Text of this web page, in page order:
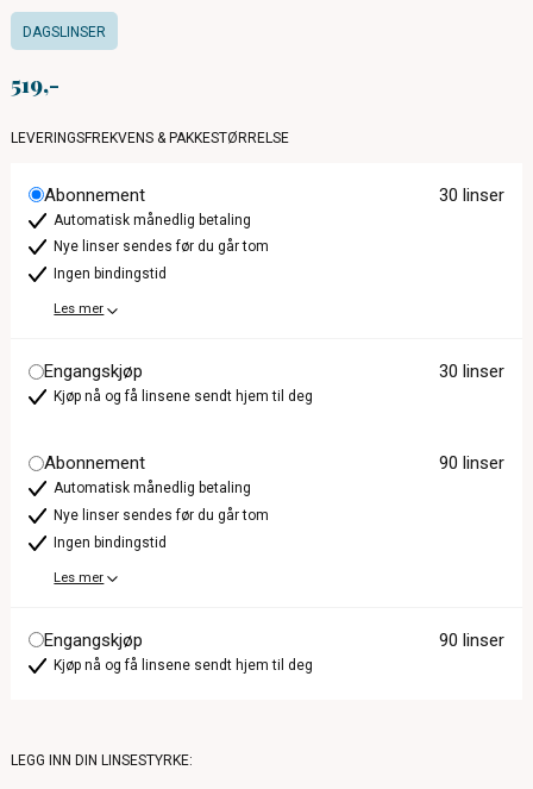
DAGSLINSER
519
LEVERINGSFREKVENS & PAKKESTØRRELSE
Abonnement 30 linser
Automatisk månedlig betaling
Nye linser sendes før du går tom
Ingen bindingstid
Les mer
Engangskjøp 30 linser
Kjøp nå og få linsene sendt hjem til deg
Abonnement 90 linser
Automatisk månedlig betaling
Nye linser sendes før du går tom
Ingen bindingstid
Les mer
Engangskjøp 90 linser
Kjøp nå og få linsene sendt hjem til deg
LEGG INN DIN LINSESTYRKE: